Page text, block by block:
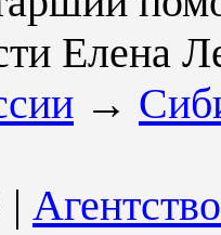
Елена
→
|